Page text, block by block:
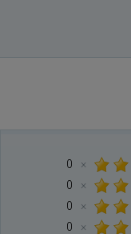
0
×
0
×
0
×
0
×